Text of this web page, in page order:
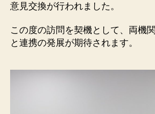
意見交換が行われました。
この度の訪問を契機として、両機
と連携の発展が期待されます。